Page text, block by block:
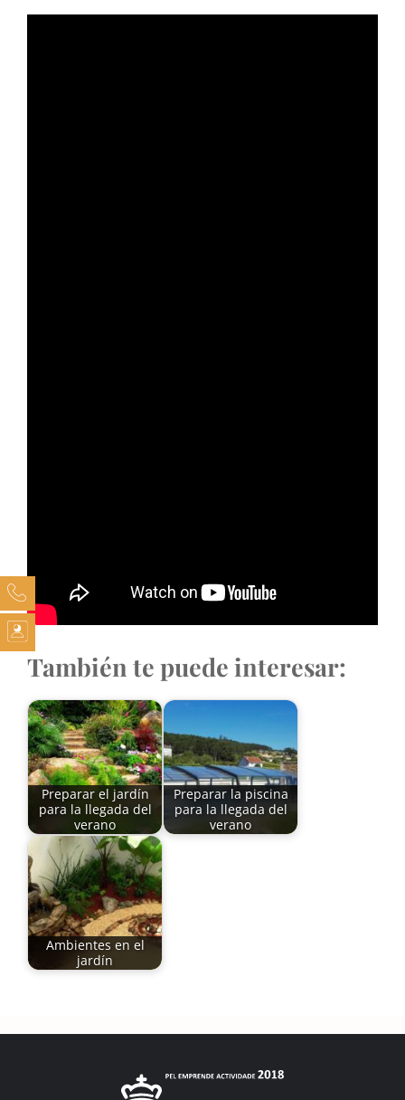
También te puede interesar:
Preparar el jardín
para la llegada del
verano
Preparar la piscina
para la llegada del
verano
Ambientes en el
jardín